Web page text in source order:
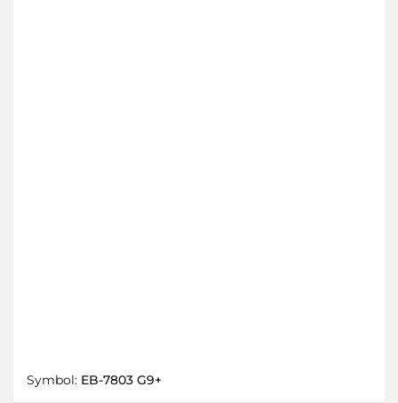
Symbol: EB-7803 G9+